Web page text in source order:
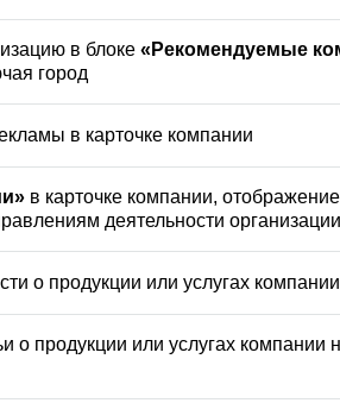
в блоке «Рекомендуемые
город
в карточке компании
в карточке компании,
деятельности организации
о продукции или услугах
о продукции или услугах компании